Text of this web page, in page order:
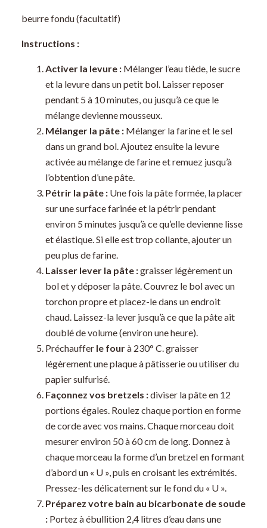
beurre fondu (facultatif)
Instructions :
Activer la levure : Mélanger l’eau tiède, le sucre
et la levure dans un petit bol. Laisser reposer
pendant 5 à 10 minutes, ou jusqu’à ce que le
mélange devienne mousseux.
Mélanger la pâte : Mélanger la farine et le sel
dans un grand bol. Ajoutez ensuite la levure
activée au mélange de farine et remuez jusqu’à
l’obtention d’une pâte.
Pétrir la pâte : Une fois la pâte formée, la placer
sur une surface farinée et la pétrir pendant
environ 5 minutes jusqu’à ce qu’elle devienne lisse
et élastique. Si elle est trop collante, ajouter un
peu plus de farine.
Laisser lever la pâte :graisser légèrement un
bol et y déposer la pâte. Couvrez le bol avec un
torchon propre et placez-le dans un endroit
chaud. Laissez-la lever jusqu’à ce que la pâte ait
doublé de volume (environ une heure).
Préchaufferle fourà 230° C. graisser
légèrement une plaque à pâtisserie ou utiliser du
papier sulfurisé.
Façonnez vos bretzels :diviser la pâte en 12
portions égales. Roulez chaque portion en forme
de corde avec vos mains. Chaque morceau doit
mesurer environ 50 à 60 cm de long. Donnez à
chaque morceau la forme d’un bretzel en formant
d’abord un « U », puis en croisant les extrémités.
Pressez-les délicatement sur le fond du « U ».
Préparez votre bain au bicarbonate de soude
: Portez à ébullition 2,4 litres d’eau dans une